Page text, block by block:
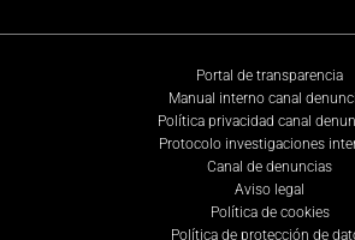
Portal de transparencia
Manual interno canal
Política privacidad canal
Protocolo investigaciones
Canal de denuncias
Aviso legal
Política de cookies
Política de protección de